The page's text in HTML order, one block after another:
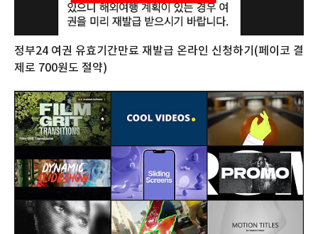
정부24 여권 유효기간만료 재발급 온라인 신청하기(페이코 결
제로 700원도 절약)